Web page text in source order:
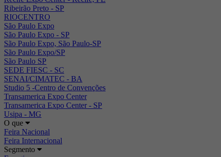
Ribeirão Preto - SP
RIOCENTRO
São Paulo Expo
São Paulo Expo - SP
São Paulo Expo, São Paulo-SP
São Paulo Expo/SP
São Paulo SP
SEDE FIESC - SC
SENAI/CIMATEC - BA
Studio 5 -Centro de Convenções
Transamerica Expo Center
Transamerica Expo Center - SP
Usipa - MG
O que
Feira Nacional
Feira Internacional
Segmento